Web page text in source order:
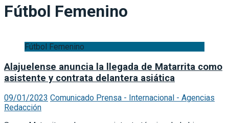
Fútbol Femenino
Fútbol Femenino
Alajuelense anuncia la llegada de Matarrita como
asistente y contrata delantera asiática
09/01/2023 Comunicado Prensa - Internacional - Agencias
Redacción